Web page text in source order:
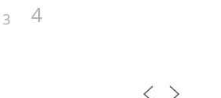
3 4